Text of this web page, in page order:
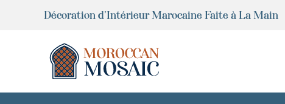
Décoration d'Intérieur Marocaine Faite à La Main